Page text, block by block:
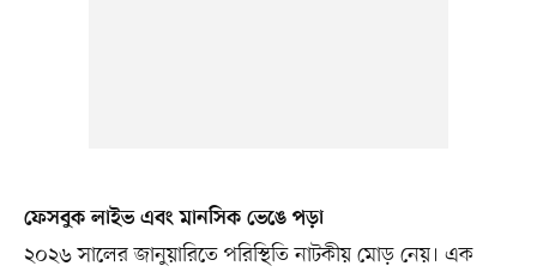
ফেসবুক লাইভ এবং মানসিক ভেঙে পড়া
২০২৬ সালের জানুয়ারিতে পরিস্থিতি নাটকীয় মোড় নেয়। এক